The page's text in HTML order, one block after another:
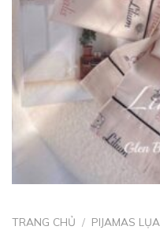
TRANG CHỦ / PIJAMAS LỤA